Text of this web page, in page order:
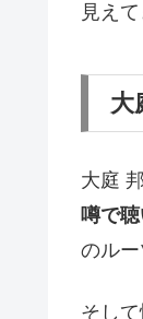
見え
大
大庭
噂で
のルー
そし